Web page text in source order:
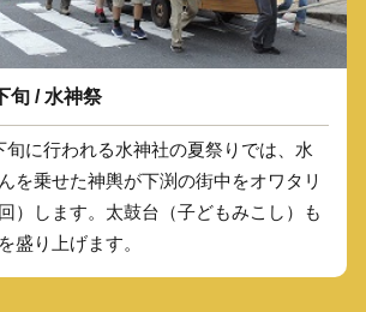
旬 / 水神祭
旬に行われる水神社の夏祭りでは、水
を乗せた神輿が下渕の街中をオワタリ
回）します。太鼓台（子どもみこし）も
盛り上げます。